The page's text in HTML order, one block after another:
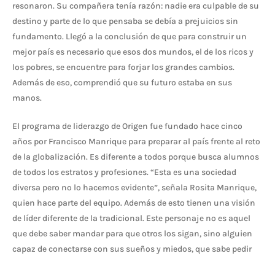
resonaron. Su compañera tenía razón: nadie era culpable de su
destino y parte de lo que pensaba se debía a prejuicios sin
fundamento. Llegó a la conclusión de que para construir un
mejor país es necesario que esos dos mundos, el de los ricos y
los pobres, se encuentre para forjar los grandes cambios.
Además de eso, comprendió que su futuro estaba en sus
manos.
El programa de liderazgo de Origen fue fundado hace cinco
años por Francisco Manrique para preparar al país frente al reto
de la globalización. Es diferente a todos porque busca alumnos
de todos los estratos y profesiones. “Esta es una sociedad
diversa pero no lo hacemos evidente”, señala Rosita Manrique,
quien hace parte del equipo. Además de esto tienen una visión
de líder diferente de la tradicional. Este personaje no es aquel
que debe saber mandar para que otros los sigan, sino alguien
capaz de conectarse con sus sueños y miedos, que sabe pedir